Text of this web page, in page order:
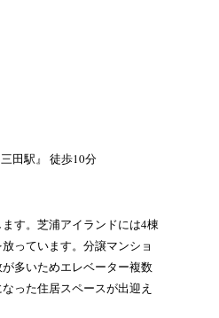
田駅』 徒歩10分
す。芝浦アイランドには4棟
っています。分譲マンショ
多いためエレベーター複数
った住居スペースが出迎え